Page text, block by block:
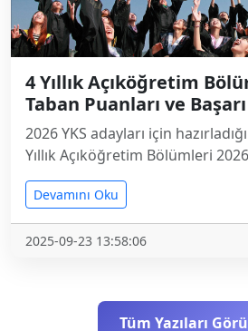
4 Yıllık Açıköğretim
Taban Puanları ve
2026 YKS adayları için
Yıllık Açıköğretim Bölümleri
Devamını Oku
2025-09-23 13:58:06
Tüm Yazıları